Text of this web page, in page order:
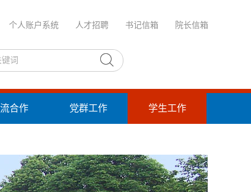
个人账户系统 人才招聘 书记信箱 院长信箱
合作 党群工作 学生工作